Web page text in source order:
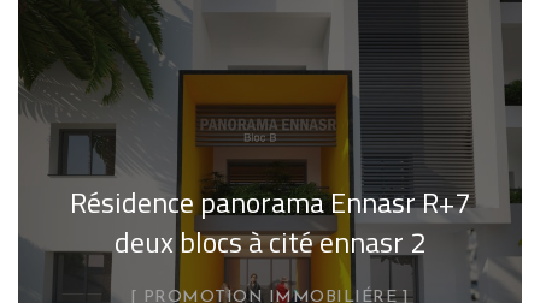
Résidence panorama Ennasr R+7
deux blocs à cité ennasr 2
PROMOTION IMMOBILIÉRE